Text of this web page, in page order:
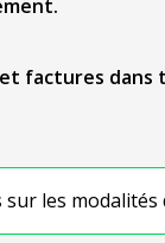
factures dans
sur les modalités